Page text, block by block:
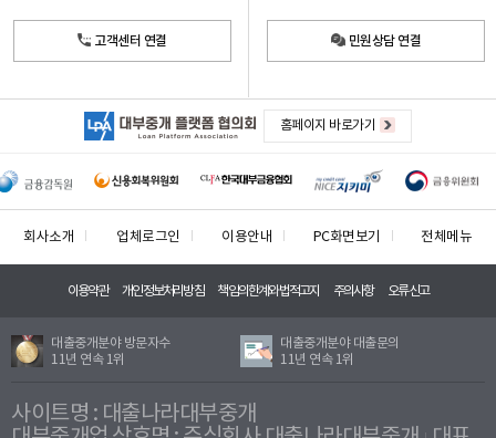
고객센터 연결 민원상담 연결
홈페이지 바로가기
회사소개 업체로그인 이용안내 PC화면보기 전체메뉴
이용약관 개인정보처리방침 책임의한계와법적고지 주의사항 오류신고
대출중개분야 방문자수
11년 연속 1위
대출중개분야 대출문의
11년 연속 1위
사이트명 : 대출나라대부중개